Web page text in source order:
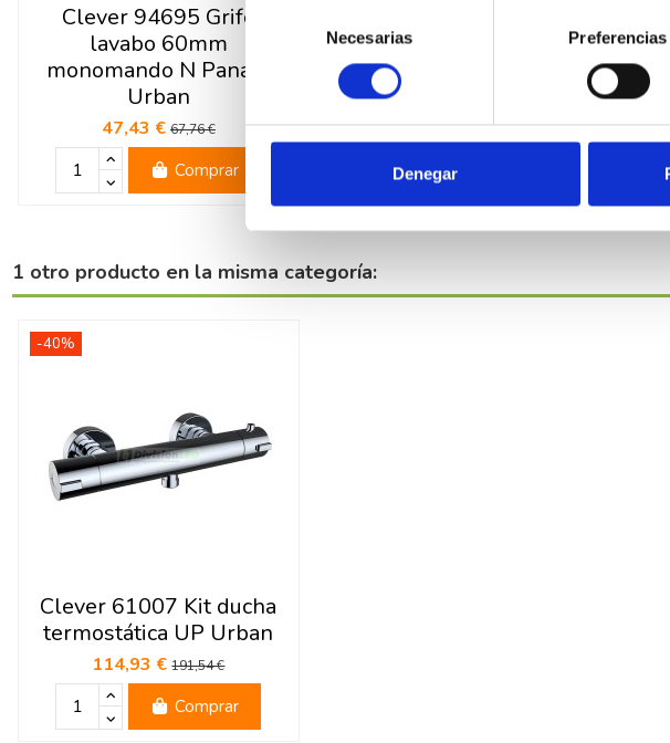
Selección
consentimiento
Necesarias Preferencias
Denegar
Clever 94695 Grifo
lavabo 60mm
monomando N Panam
Urban
47,43 € 67,76 €
Comprar
bidé 50mm monomando
N Panam Urban
40,66 €
1 otro producto en la misma categoría:
-40%
Clever 61007 Kit ducha
termostática UP Urban
114,93 €191,54 €
Comprar